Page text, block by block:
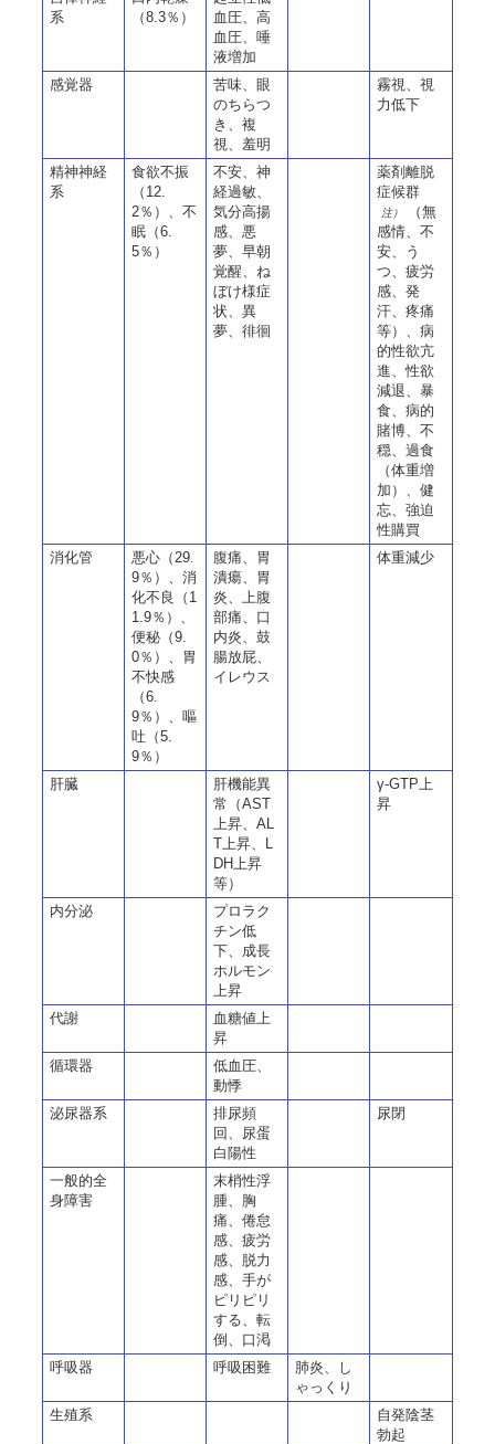
系
（8.3％）
血圧、高
血圧、唾
液増加
感覚器
苦味、眼
のちらつ
き、複
視、羞明
霧視、視
力低下
精神神経
系
食欲不振
（12.
2％）、不
眠（6.
5％）
不安、神
経過敏、
気分高揚
感、悪
夢、早朝
覚醒、ね
ぼけ様症
状、異
夢、徘徊
薬剤離脱
症候群
注）
（無
感情、不
安、う
つ、疲労
感、発
汗、疼痛
等）、病
的性欲亢
進、性欲
減退、暴
食、病的
賭博、不
穏、過食
（体重増
加）、健
忘、強迫
性購買
消化管
悪心（29.
9％）、消
化不良（1
1.9％）、
便秘（9.
0％）、胃
不快感
（6.
9％）、嘔
吐（5.
9％）
腹痛、胃
潰瘍、胃
炎、上腹
部痛、口
内炎、鼓
腸放屁、
イレウス
体重減少
肝臓
肝機能異
常（AST
上昇、AL
T上昇、L
DH上昇
等）
γ-GTP上
昇
内分泌
プロラク
チン低
下、成長
ホルモン
上昇
代謝
血糖値上
昇
循環器
低血圧、
動悸
泌尿器系
排尿頻
回、尿蛋
白陽性
尿閉
一般的全
身障害
末梢性浮
腫、胸
痛、倦怠
感、疲労
感、脱力
感、手が
ピリピリ
する、転
倒、口渇
呼吸器
呼吸困難
肺炎、し
ゃっくり
生殖系
自発陰茎
勃起